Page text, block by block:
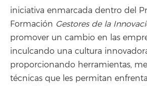
iniciativa enmarcada dentro del
Formación Gestores de la
promover un cambio en las
inculcando una cultura
proporcionando herramientas,
técnicas que les permitan